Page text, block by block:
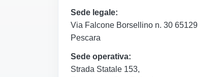
Sede legale:
Via Falcone Borsellino n. 30 65129
Pescara
Sede operativa:
Strada Statale 153,